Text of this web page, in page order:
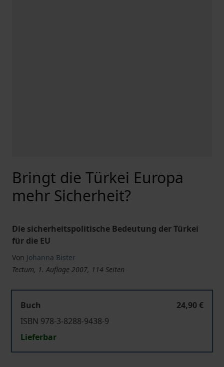
Bringt die Türkei Europa
mehr Sicherheit?
Die sicherheitspolitische Bedeutung der Türkei
für die EU
Von Johanna Bister
Tectum, 1. Auflage 2007, 114 Seiten
Buch
24,90 €
ISBN 978-3-8288-9438-9
Lieferbar